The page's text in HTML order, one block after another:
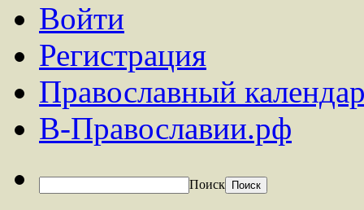
Войти
Регистрация
Православный
В-Православии.рф
Поиск